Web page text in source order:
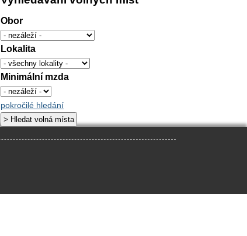
Obor
Lokalita
Minimální mzda
pokročilé hledání